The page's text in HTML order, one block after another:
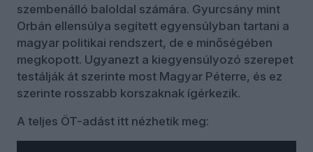
szembenálló baloldal számára. Gyurcsány mint
Orbán ellensúlya segített egyensúlyban tartani a
magyar politikai rendszert, de e minőségében
megkopott. Ugyanezt a kiegyensúlyozó szerepet
testálják át szerinte most Magyar Péterre, és ez
szerinte rosszabb korszaknak ígérkezik.
A teljes ÖT-adást itt nézhetik meg: